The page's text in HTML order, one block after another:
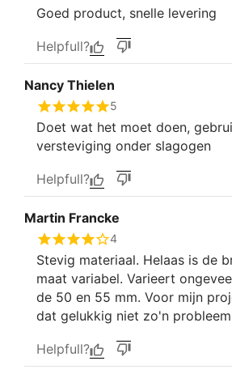
Goed product, snelle levering
Helpfull?
Nancy Thielen
5
Doet wat het moet doen,
versteviging onder slagogen
Helpfull?
Martin Francke
4
Stevig materiaal. Helaas is de
maat variabel. Varieert
de 50 en 55 mm. Voor mijn
dat gelukkig niet zo'n
Helpfull?